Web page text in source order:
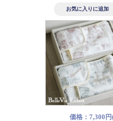
価格：7,300